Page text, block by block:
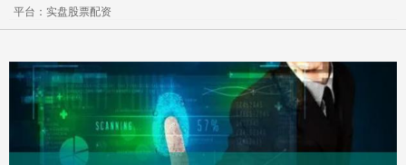
平台：实盘股票配资